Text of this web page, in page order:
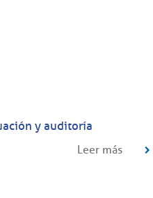
y auditoría
Leer más